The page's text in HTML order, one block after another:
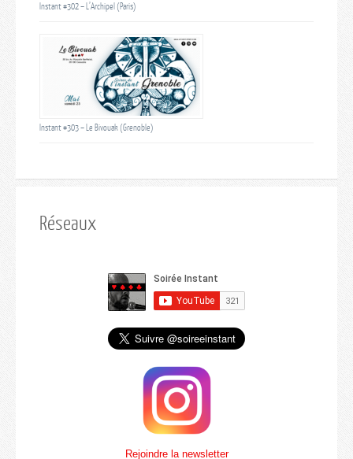
Instant #302 – L’Archipel (Paris)
Instant #303 – Le Bivouak (Grenoble)
Réseaux
Rejoindre la newsletter